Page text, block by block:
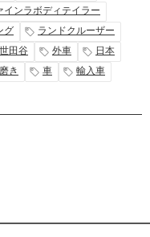
インラボディテイラー
グ
ランドクルーザー
世田谷 外車
日本
磨き 車
輸入車